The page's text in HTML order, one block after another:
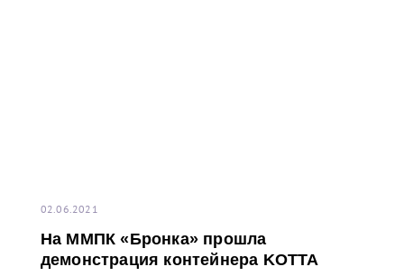
02.06.2021
На ММПК «Бронка» прошла
демонстрация контейнера KOTTA